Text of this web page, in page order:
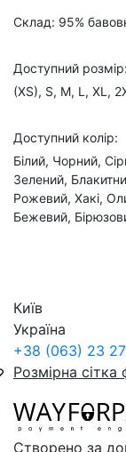
Склад: 95%
Доступний розмір:
(XS), S, M, L, XL,
Доступний колір:
Білий, Чорний,
Зелений,
Рожевий, Хакі,
Бежевий,
Київ
Україна
+38 (063) 23
Розмірна сітка
Створено за